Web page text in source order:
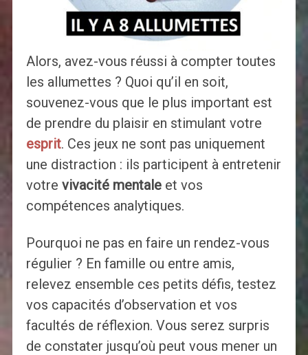
Alors, avez-vous réussi à compter toutes
les allumettes ? Quoi qu’il en soit,
souvenez-vous que le plus important est
de prendre du plaisir en stimulant votre
esprit. Ces jeux ne sont pas uniquement
une distraction : ils participent à entretenir
votre vivacité mentaleet vos
compétences analytiques.
Pourquoi ne pas en faire un rendez-vous
régulier ? En famille ou entre amis,
relevez ensemble ces petits défis, testez
vos capacités d’observation et vos
facultés de réflexion. Vous serez surpris
de constater jusqu’où peut vous mener un